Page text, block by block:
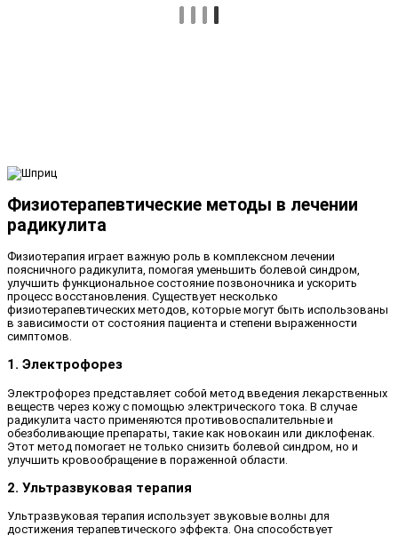
Физиотерапевтические методы в лечении
радикулита
Физиотерапия играет важную роль в комплексном лечении
поясничного радикулита, помогая уменьшить болевой синдром,
улучшить функциональное состояние позвоночника и ускорить
процесс восстановления. Существует несколько
физиотерапевтических методов, которые могут быть использованы
в зависимости от состояния пациента и степени выраженности
симптомов.
1. Электрофорез
Электрофорез представляет собой метод введения лекарственных
веществ через кожу с помощью электрического тока. В случае
радикулита часто применяются противовоспалительные и
обезболивающие препараты, такие как новокаин или диклофенак.
Этот метод помогает не только снизить болевой синдром, но и
улучшить кровообращение в пораженной области.
2. Ультразвуковая терапия
Ультразвуковая терапия использует звуковые волны для
достижения терапевтического эффекта. Она способствует